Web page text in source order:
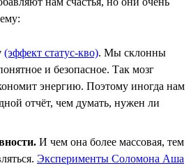
(эффект статус-кво). Мы склонны
и безопасное. Так мозг
энергию. Поэтому иногда нам
отчёт, чем думать, нужен ли
И чем она более массовая, тем
Эксперименты Соломона Аша